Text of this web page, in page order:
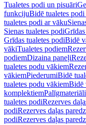
Tualetes podi un pisuāri
funkcijuBidē tualetes
tualetes podi ar vāku
Sienas tualetes podi
Grīdas tualetes podiBidē
vākiTualetes podiem
podiemDizaina paneļi
tualetes podu vākiem
vākiemPiederumiBidē
tualetes podu vākiemBidē
komplektiemPalīgmateriāli
tualetes podiRezerves
podiRezerves daļas
podiRezerves daļas